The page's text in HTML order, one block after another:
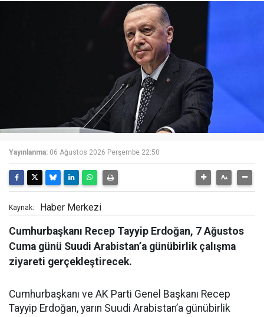
Yayınlanma: 06 Ağustos 2026 Perşembe 22:50
Kaynak: Haber Merkezi
Cumhurbaşkanı Recep Tayyip Erdoğan, 7 Ağustos
Cuma günü Suudi Arabistan’a günübirlik çalışma
ziyareti gerçekleştirecek.
Cumhurbaşkanı ve AK Parti Genel Başkanı Recep
Tayyip Erdoğan, yarın Suudi Arabistan’a günübirlik